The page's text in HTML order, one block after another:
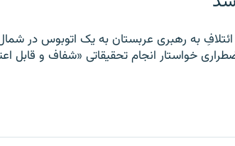
به رهبری عربستان به یک اتوبوس در
خواستار انجام تحقیقاتی «شفاف و قابل